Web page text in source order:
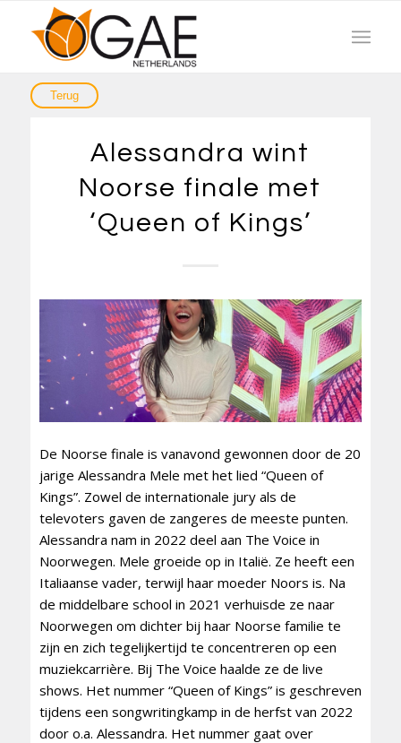
Alessandra wint
Noorse finale met
‘Queen of Kings’
De Noorse finale is vanavond gewonnen door de 20
jarige Alessandra Mele met het lied “Queen of
Kings”. Zowel de internationale jury als de
televoters gaven de zangeres de meeste punten.
Alessandra nam in 2022 deel aan The Voice in
Noorwegen. Mele groeide op in Italië. Ze heeft een
Italiaanse vader, terwijl haar moeder Noors is. Na
de middelbare school in 2021 verhuisde ze naar
Noorwegen om dichter bij haar Noorse familie te
zijn en zich tegelijkertijd te concentreren op een
muziekcarrière. Bij The Voice haalde ze de live
shows. Het nummer “Queen of Kings” is geschreven
tijdens een songwritingkamp in de herfst van 2022
door o.a. Alessandra. Het nummer gaat over